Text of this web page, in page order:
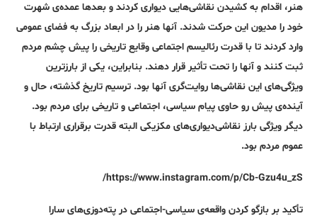
هنر، اقدام به کشیدن نقاشی‌هایی دیواری کردند و بعدها عمده‌ی شهرت
خود را مدیون این حرکت شدند. آنها هنر را در ابعاد بزرگ به فضای عمومی
وارد کردند تا با قدرت رئالیسم اجتماعی وقایع تاریخی را پیش چشم مردم
ثبت کنند و آنها را تحت تأثیر قرار دهند. بنابراین، یکی از بارزترین
ویژگی‌های این نقاشی‌ها روایت‌گری آنها بود. ترسیم تاریخ گذشته، حال و
آینده‌ی پیش رو حاوی پیام سیاسی، اجتماعی و تاریخی برای مردم بود.
دیگر ویژگی بارز نقاشی‌دیواری‌های مکزیکی البته قدرت برقراری ارتباط با
عموم مردم بود.
https://www.instagram.com/p/Cb-Gzu4u_zS/
تأکید بر بازگو کردن واقعه‌ی سیاسی‌-اجتماعی در پته‌دوزی‌های سارا